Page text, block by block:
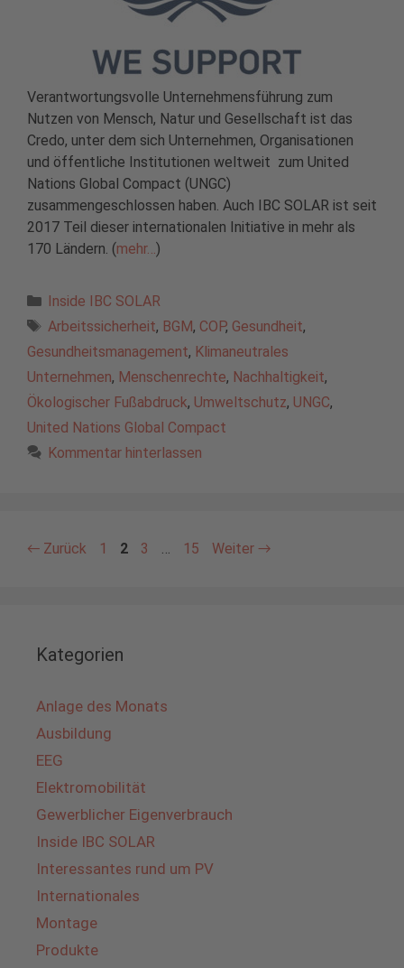
Verantwortungsvolle Unternehmensführung zum
Nutzen von Mensch, Natur und Gesellschaft ist das
Credo, unter dem sich Unternehmen, Organisationen
und öffentliche Institutionen weltweit zum United
Nations Global Compact (UNGC)
zusammengeschlossen haben. Auch IBC SOLAR ist seit
2017 Teil dieser internationalen Initiative in mehr als
170 Ländern. (mehr…)
Kategorien
Inside IBC SOLAR
Schlagwörter
Arbeitssicherheit, BGM, COP, Gesundheit,
Gesundheitsmanagement, Klimaneutrales
Unternehmen, Menschenrechte, Nachhaltigkeit,
Ökologischer Fußabdruck, Umweltschutz, UNGC,
United Nations Global Compact
Kommentar hinterlassen
← Zurück Seite
1 Seite
2 Seite
3 … Seite
15 Weiter →
Kategorien
Anlage des Monats
Ausbildung
EEG
Elektromobilität
Gewerblicher Eigenverbrauch
Inside IBC SOLAR
Interessantes rund um PV
Internationales
Montage
Produkte